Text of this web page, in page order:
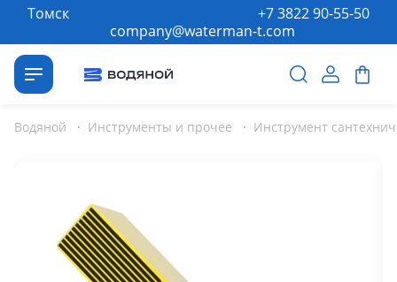
Томск
company@waterman-t.com
+7 3822 90-55-50
Водяной · Инструменты и прочее · Инструмент